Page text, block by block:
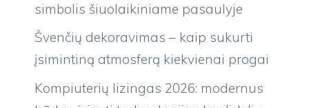
simbolis šiuolaikiniame pasaulyje
Švenčių dekoravimas – kaip sukurti
įsimintiną atmosferą kiekvienai progai
Kompiuterių lizingas 2026: modernus